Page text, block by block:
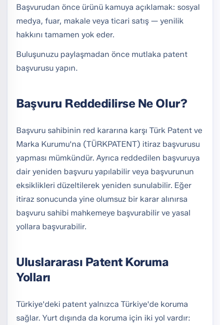
Başvurudan önce ürünü kamuya açıklamak: sosyal
medya, fuar, makale veya ticari satış — yenilik
hakkını tamamen yok eder.
Buluşunuzu paylaşmadan önce mutlaka patent
başvurusu yapın.
Başvuru Reddedilirse Ne Olur?
Başvuru sahibinin red kararına karşı Türk Patent ve
Marka Kurumu'na (TÜRKPATENT) itiraz başvurusu
yapması mümkündür. Ayrıca reddedilen başvuruya
dair yeniden başvuru yapılabilir veya başvurunun
eksiklikleri düzeltilerek yeniden sunulabilir. Eğer
itiraz sonucunda yine olumsuz bir karar alınırsa
başvuru sahibi mahkemeye başvurabilir ve yasal
yollara başvurabilir.
Uluslararası Patent Koruma
Yolları
Türkiye'deki patent yalnızca Türkiye'de koruma
sağlar. Yurt dışında da koruma için iki yol vardır: